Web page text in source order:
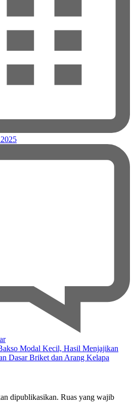
pada
Tips
Mempercepat
yang
Sangat
Modal Kecil, Hasil Menjajikan
Dasar Briket dan Arang Kelapa
dipublikasikan. Ruas yang wajib